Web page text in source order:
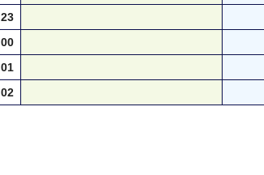
23
00
01
02